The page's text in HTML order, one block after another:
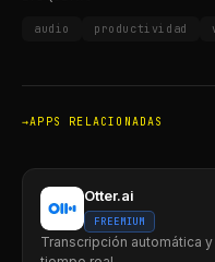
audio productividad
APPS RELACIONADAS
Otter.ai
FREEMIUM
Transcripción automática